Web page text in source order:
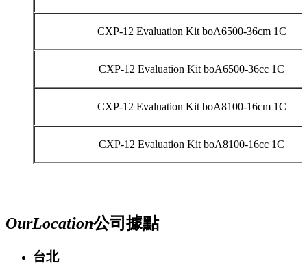
CXP-12 Evaluation Kit boA6500-36cm 1C
CXP-12 Evaluation Kit boA6500-36cc 1C
CXP-12 Evaluation Kit boA8100-16cm 1C
CXP-12 Evaluation Kit boA8100-16cc 1C
OurLocation公司據點
台北